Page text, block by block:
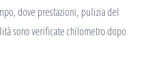
dove prestazioni, pulizia del
sono verificate chilometro dopo